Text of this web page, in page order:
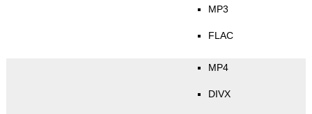
MP3
FLAC
MP4
DIVX